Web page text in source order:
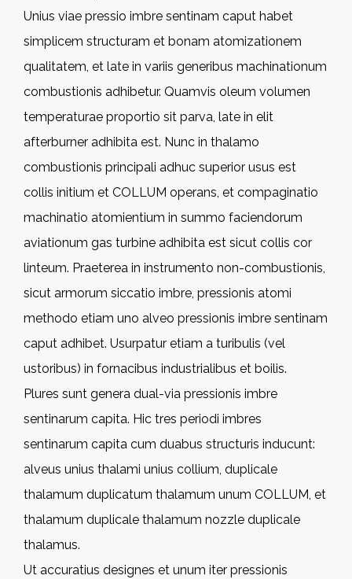
Unius viae pressio imbre sentinam caput habet
simplicem structuram et bonam atomizationem
qualitatem, et late in variis generibus machinationum
combustionis adhibetur. Quamvis oleum volumen
temperaturae proportio sit parva, late in elit
afterburner adhibita est. Nunc in thalamo
combustionis principali adhuc superior usus est
collis initium et COLLUM operans, et compaginatio
machinatio atomientium in summo faciendorum
aviationum gas turbine adhibita est sicut collis cor
linteum. Praeterea in instrumento non-combustionis,
sicut armorum siccatio imbre, pressionis atomi
methodo etiam uno alveo pressionis imbre sentinam
caput adhibet. Usurpatur etiam a turibulis (vel
ustoribus) in fornacibus industrialibus et boilis.
Plures sunt genera dual-via pressionis imbre
sentinarum capita. Hic tres periodi imbres
sentinarum capita cum duabus structuris inducunt:
alveus unius thalami unius collium, duplicale
thalamum duplicatum thalamum unum COLLUM, et
thalamum duplicale thalamum nozzle duplicale
thalamus.
Ut accuratius designes et unum iter pressionis